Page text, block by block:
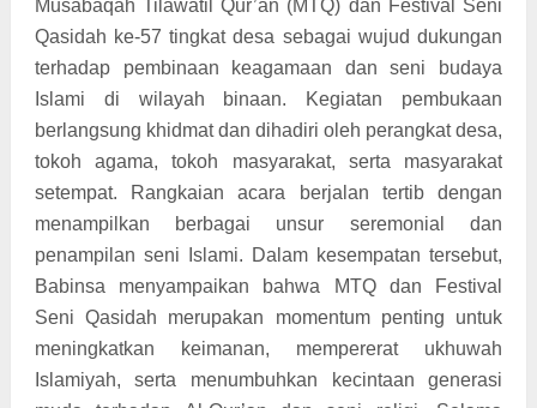
Musabaqah Tilawatil Qur’an (MTQ) dan Festival Seni
Qasidah ke-57 tingkat desa sebagai wujud dukungan
terhadap pembinaan keagamaan dan seni budaya
Islami di wilayah binaan. Kegiatan pembukaan
berlangsung khidmat dan dihadiri oleh perangkat desa,
tokoh agama, tokoh masyarakat, serta masyarakat
setempat. Rangkaian acara berjalan tertib dengan
menampilkan berbagai unsur seremonial dan
penampilan seni Islami. Dalam kesempatan tersebut,
Babinsa menyampaikan bahwa MTQ dan Festival
Seni Qasidah merupakan momentum penting untuk
meningkatkan keimanan, mempererat ukhuwah
Islamiyah, serta menumbuhkan kecintaan generasi